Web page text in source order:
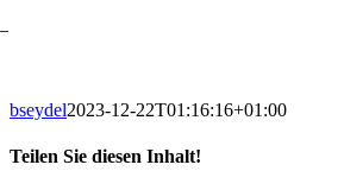
–
bseydel2023-12-22T01:16:16+01:00
Teilen Sie diesen Inhalt!